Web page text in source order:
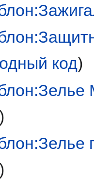
код)